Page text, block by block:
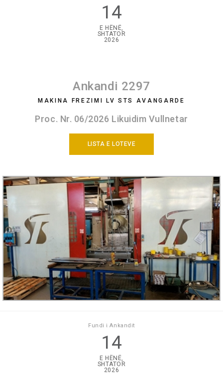
14
E HËNË,
SHTATOR
2026
Ankandi 2297
MAKINA FREZIMI LV STS AVANGARDE
Proc. Nr. 06/2026 Likuidim Vullnetar
LISTA E LOTEVE
Fundi i Ankandit
14
E HËNË,
SHTATOR
2026